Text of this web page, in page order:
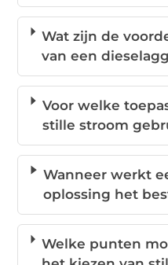
Wat zijn de
van een
Voor welke
stille stroom
Wanneer werkt
oplossing het
Welke punten